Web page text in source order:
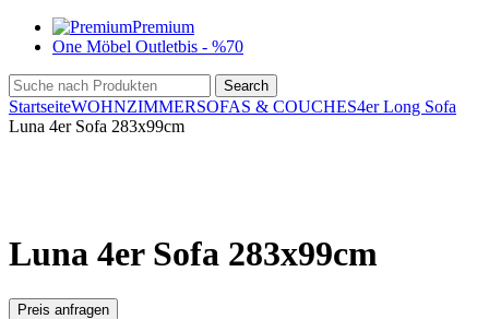
Premium
One Möbel Outletbis - %70
Search
StartseiteWOHNZIMMERSOFAS & COUCHES4er Long Sofa
Luna 4er Sofa 283x99cm
Luna 4er Sofa 283x99cm
Preis anfragen